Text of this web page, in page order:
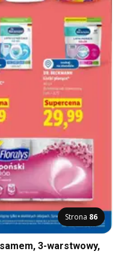
Strona 86
3-warstwowy,